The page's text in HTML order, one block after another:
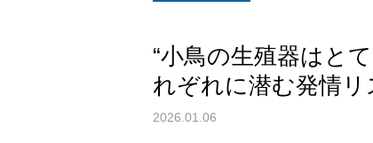
“小鳥の生殖器はと
れぞれに潜む発情
2026.01.06